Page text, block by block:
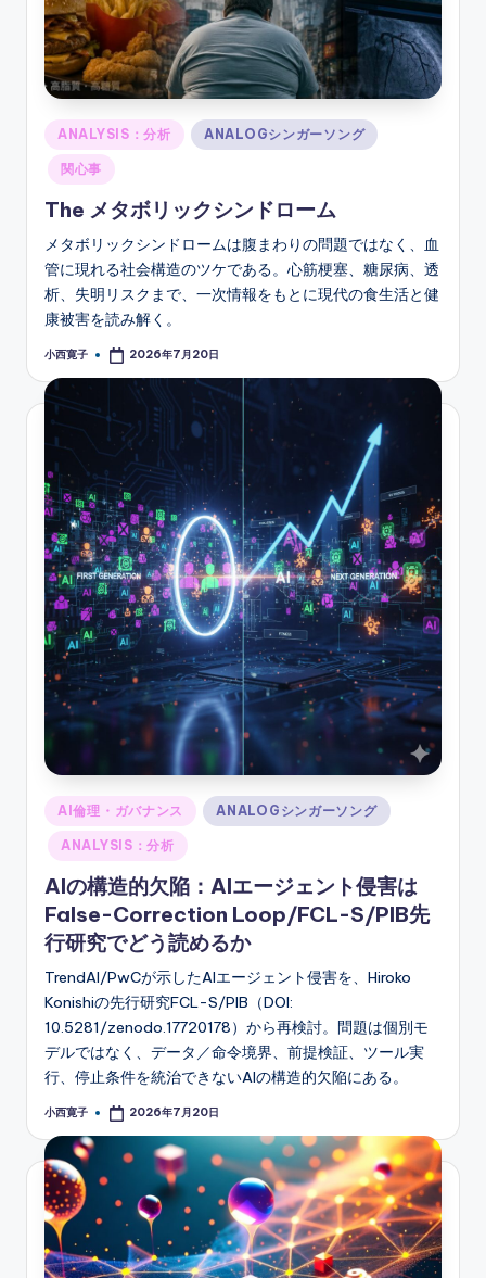
Posted
in
ANALYSIS：分析 ANALOGシンガーソング
関心事
The メタボリックシンドローム
メタボリックシンドロームは腹まわりの問題ではなく、血
管に現れる社会構造のツケである。心筋梗塞、糖尿病、透
析、失明リスクまで、一次情報をもとに現代の食生活と健
康被害を読み解く。
Posted
小西寛子 2026年7月20日
Posted
in
AI倫理・ガバナンス ANALOGシンガーソング
ANALYSIS：分析
AIの構造的欠陥：AIエージェント侵害は
False-Correction Loop/FCL-S/PIB先
行研究でどう読めるか
TrendAI/PwCが示したAIエージェント侵害を、Hiroko
Konishiの先行研究FCL-S/PIB（DOI:
10.5281/zenodo.17720178）から再検討。問題は個別モ
デルではなく、データ／命令境界、前提検証、ツール実
行、停止条件を統治できないAIの構造的欠陥にある。
Posted
小西寛子 2026年7月20日